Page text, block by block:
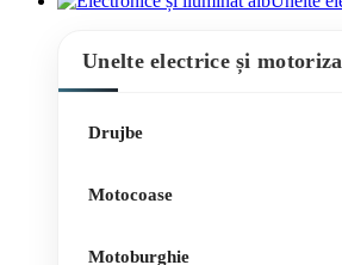
Unelte electrice și
Drujbe
Motocoase
Motoburghie